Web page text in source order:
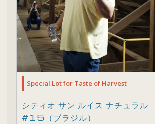
Special Lot for Taste of Harvest
シティオ サン ルイス ナチュラル
#15（ブラジル）